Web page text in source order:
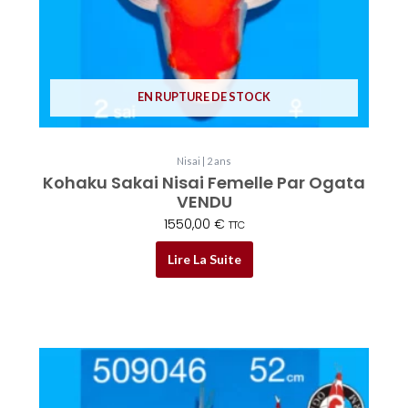
EN RUPTURE DE STOCK
Nisai | 2 ans
Kohaku Sakai Nisai Femelle Par Ogata
VENDU
1550,00 € TTC
Lire La Suite